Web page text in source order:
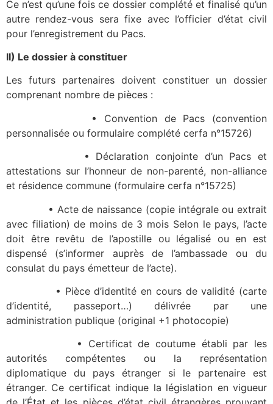
Ce n’est qu’une fois ce dossier complété et finalisé qu’un
autre rendez-vous sera fixe avec l’officier d’état civil
pour l’enregistrement du Pacs.
II) Le dossier à constituer
Les futurs partenaires doivent constituer un dossier
comprenant nombre de pièces :
• Convention de Pacs (convention
personnalisée ou formulaire complété cerfa n°15726)
• Déclaration conjointe d’un Pacs et
attestations sur l’honneur de non-parenté, non-alliance
et résidence commune (formulaire cerfa n°15725)
• Acte de naissance (copie intégrale ou extrait
avec filiation) de moins de 3 mois Selon le pays, l’acte
doit être revêtu de l’apostille ou légalisé ou en est
dispensé (s’informer auprès de l’ambassade ou du
consulat du pays émetteur de l’acte).
• Pièce d’identité en cours de validité (carte
d’identité, passeport…) délivrée par une
administration publique (original +1 photocopie)
• Certificat de coutume établi par les
autorités compétentes ou la représentation
diplomatique du pays étranger si le partenaire est
étranger. Ce certificat indique la législation en vigueur